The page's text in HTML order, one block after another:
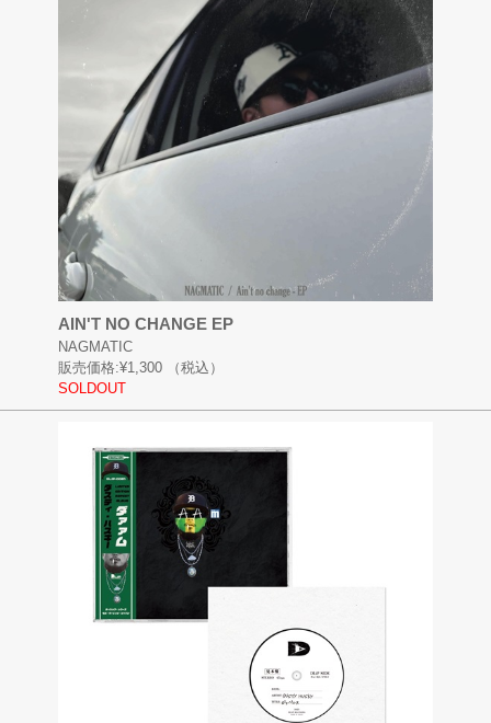
AIN'T NO CHANGE EP
NAGMATIC
販売価格:¥1,300
（税込）
SOLDOUT